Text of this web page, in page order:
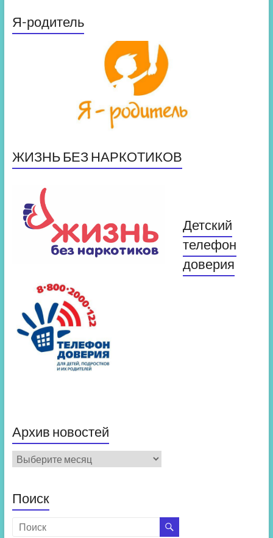
Я-родитель
ЖИЗНЬ БЕЗ НАРКОТИКОВ
Детский
телефон
доверия
Архив новостей
Архив
новостей
Поиск